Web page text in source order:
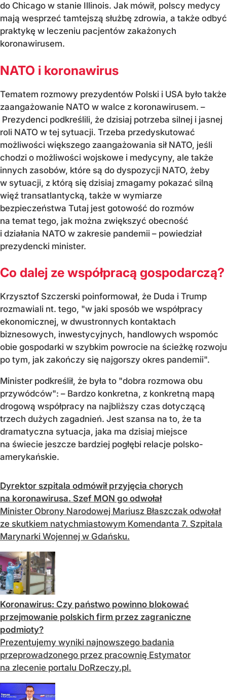
do Chicago w stanie Illinois. Jak mówił, polscy medycy
mają wesprzeć tamtejszą służbę zdrowia, a także odbyć
praktykę w leczeniu pacjentów zakażonych
koronawirusem.
NATO i koronawirus
Tematem rozmowy prezydentów Polski i USA było także
zaangażowanie NATO w walce z koronawirusem. –
Prezydenci podkreślili, że dzisiaj potrzeba silnej i jasnej
roli NATO w tej sytuacji. Trzeba przedyskutować
możliwości większego zaangażowania sił NATO, jeśli
chodzi o możliwości wojskowe i medycyny, ale także
innych zasobów, które są do dyspozycji NATO, żeby
w sytuacji, z którą się dzisiaj zmagamy pokazać silną
więź transatlantycką, także w wymiarze
bezpieczeństwa Tutaj jest gotowość do rozmów
na temat tego, jak można zwiększyć obecność
i działania NATO w zakresie pandemii – powiedział
prezydencki minister.
Co dalej ze współpracą gospodarczą?
Krzysztof Szczerski poinformował, że Duda i Trump
rozmawiali nt. tego, "w jaki sposób we współpracy
ekonomicznej, w dwustronnych kontaktach
biznesowych, inwestycyjnych, handlowych wspomóc
obie gospodarki w szybkim powrocie na ścieżkę rozwoju
po tym, jak zakończy się najgorszy okres pandemii".
Minister podkreślił, że była to "dobra rozmowa obu
przywódców": – Bardzo konkretna, z konkretną mapą
drogową współpracy na najbliższy czas dotyczącą
trzech dużych zagadnień. Jest szansa na to, że ta
dramatyczna sytuacja, jaka ma dzisiaj miejsce
na świecie jeszcze bardziej pogłębi relacje polsko-
amerykańskie.
Dyrektor szpitala odmówił przyjęcia chorych
na koronawirusa. Szef MON go odwołał
Minister Obrony Narodowej Mariusz Błaszczak odwołał
ze skutkiem natychmiastowym Komendanta 7. Szpitala
Marynarki Wojennej w Gdańsku.
Koronawirus: Czy państwo powinno blokować
przejmowanie polskich firm przez zagraniczne
podmioty?
Prezentujemy wyniki najnowszego badania
przeprowadzonego przez pracownię Estymator
na zlecenie portalu DoRzeczy.pl.